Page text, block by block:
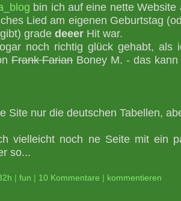
bin ich auf eine nette
Lied am eigenen Geburtstag
grade deeer Hit war.
noch richtig glück gehabt, als
Frank FarianBoney M. - das kann
Site nur die deutschen Tabellen,
vielleicht noch ne Seite mit ein
so...
fun 10 Kommentare kommentieren